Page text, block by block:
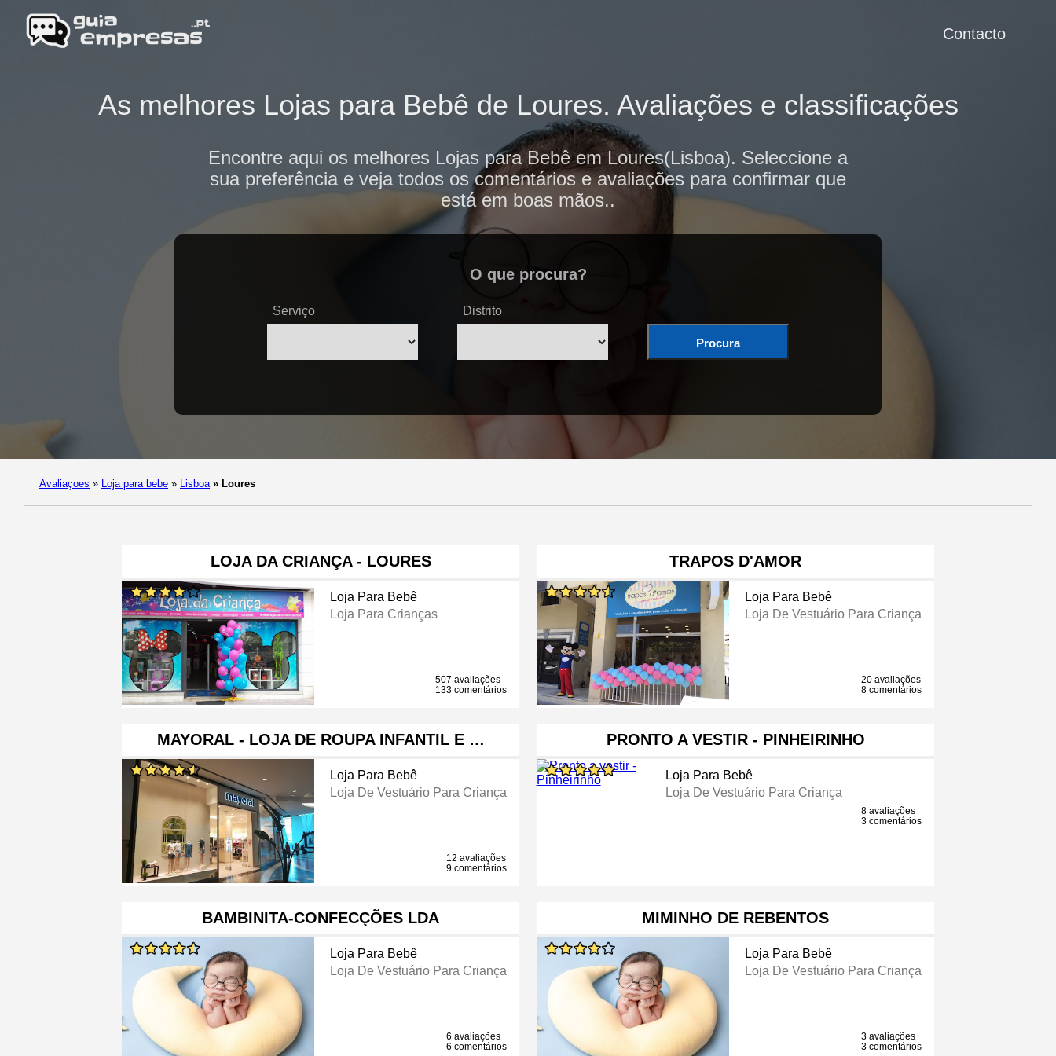
Contacto
As melhores Lojas para Bebê de Loures. Avaliações e classificações
Encontre aqui os melhores Lojas para Bebê em Loures(Lisboa). Seleccione a
sua preferência e veja todos os comentários e avaliações para confirmar que
está em boas mãos..
O que procura?
Serviço Distrito
Procura
Avaliaçoes » Loja para bebe » Lisboa » Loures
LOJA DA CRIANÇA - LOURES
Loja Para Bebê
Loja Para Crianças
507 avaliações
133 comentários
TRAPOS D'AMOR
Loja Para Bebê
Loja De Vestuário Para Criança
20 avaliações
8 comentários
MAYORAL - LOJA DE ROUPA INFANTIL E …
Loja Para Bebê
Loja De Vestuário Para Criança
12 avaliações
9 comentários
PRONTO A VESTIR - PINHEIRINHO
Loja Para Bebê
Loja De Vestuário Para Criança
8 avaliações
3 comentários
BAMBINITA-CONFECÇÕES LDA
Loja Para Bebê
Loja De Vestuário Para Criança
6 avaliações
6 comentários
MIMINHO DE REBENTOS
Loja Para Bebê
Loja De Vestuário Para Criança
3 avaliações
3 comentários